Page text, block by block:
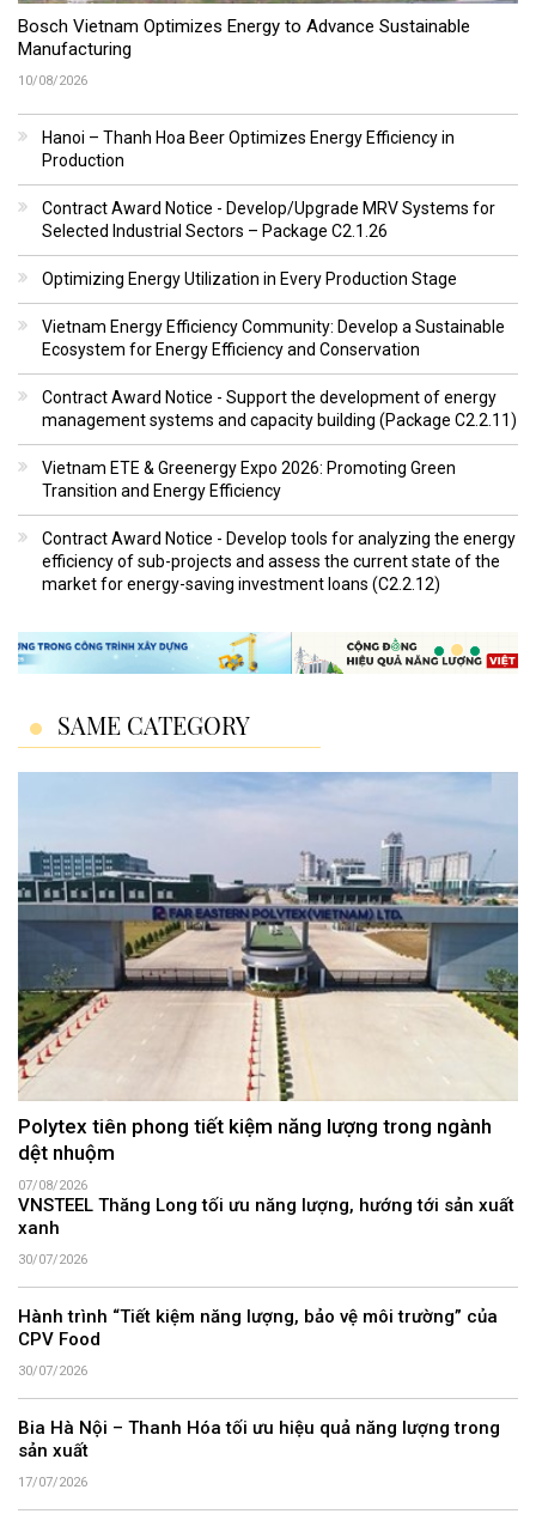
Bosch Vietnam Optimizes Energy to Advance Sustainable
Manufacturing
10/08/2026
Hanoi – Thanh Hoa Beer Optimizes Energy Efficiency in
Production
Contract Award Notice - Develop/Upgrade MRV Systems for
Selected Industrial Sectors – Package C2.1.26
Optimizing Energy Utilization in Every Production Stage
Vietnam Energy Efficiency Community: Develop a Sustainable
Ecosystem for Energy Efficiency and Conservation
Contract Award Notice - Support the development of energy
management systems and capacity building (Package C2.2.11)
Vietnam ETE & Greenergy Expo 2026: Promoting Green
Transition and Energy Efficiency
Contract Award Notice - Develop tools for analyzing the energy
efficiency of sub-projects and assess the current state of the
market for energy-saving investment loans (C2.2.12)
SAME CATEGORY
Polytex tiên phong tiết kiệm năng lượng trong ngành
dệt nhuộm
07/08/2026
VNSTEEL Thăng Long tối ưu năng lượng, hướng tới sản xuất
xanh
30/07/2026
Hành trình “Tiết kiệm năng lượng, bảo vệ môi trường” của
CPV Food
30/07/2026
Bia Hà Nội – Thanh Hóa tối ưu hiệu quả năng lượng trong
sản xuất
17/07/2026